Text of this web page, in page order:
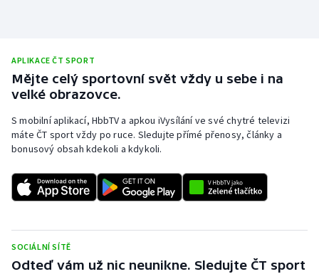
Motorsport
Olympijské hry
Parasport
Plážový volejbal
Ragby
Rychlobruslení
APLIKACE ČT SPORT
Mějte celý sportovní svět vždy u sebe i na
velké obrazovce.
S mobilní aplikací, HbbTV a apkou iVysílání ve své chytré televizi
máte ČT sport vždy po ruce. Sledujte přímé přenosy, články a
bonusový obsah kdekoli a kdykoli.
SOCIÁLNÍ SÍTĚ
Odteď vám už nic neunikne. Sledujte ČT sport